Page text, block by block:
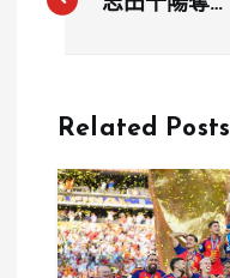
圈」引爆話題
Related Posts